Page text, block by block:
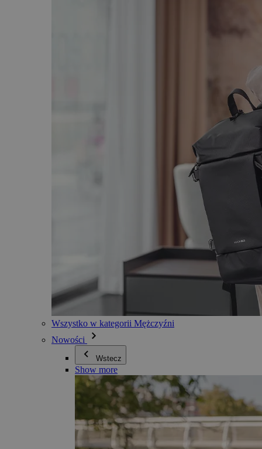
Wszystko w kategorii Mężczyźni
Nowości
Wstecz
Show more